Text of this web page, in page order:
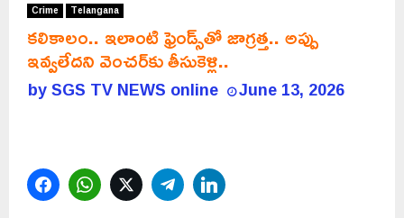
Crime Telangana
కలికాలం.. ఇలాంటి ఫ్రెండ్స్‌తో జాగ్రత్త.. అప్పు
ఇవ్వలేదని వెంచర్‌కు తీసుకెళ్లి..
bySGS TV NEWS online June 13, 2026
FacebookWhatsAppTwitterTelegram